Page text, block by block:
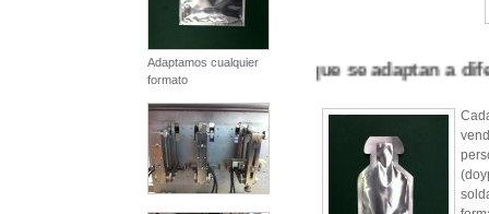
Adaptamos cualquier
formato
Máquinas que se adaptan a